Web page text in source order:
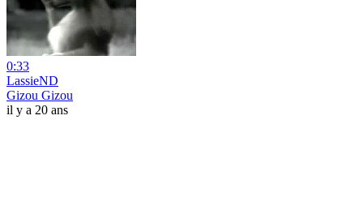
0:33
LassieND
Gizou Gizou
il y a 20 ans